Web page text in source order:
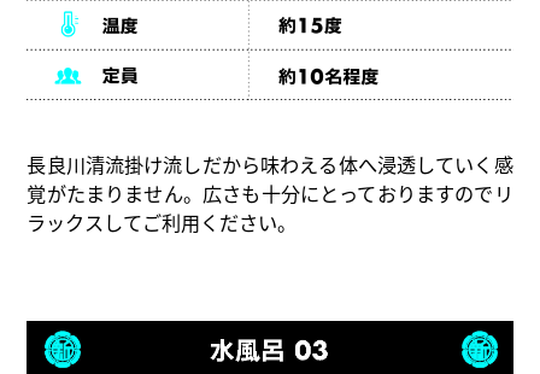
長良川清流掛け流しだから味わえる体へ浸透していく感
覚がたまりません。広さも十分にとっておりますのでリ
ラックスしてご利用ください。